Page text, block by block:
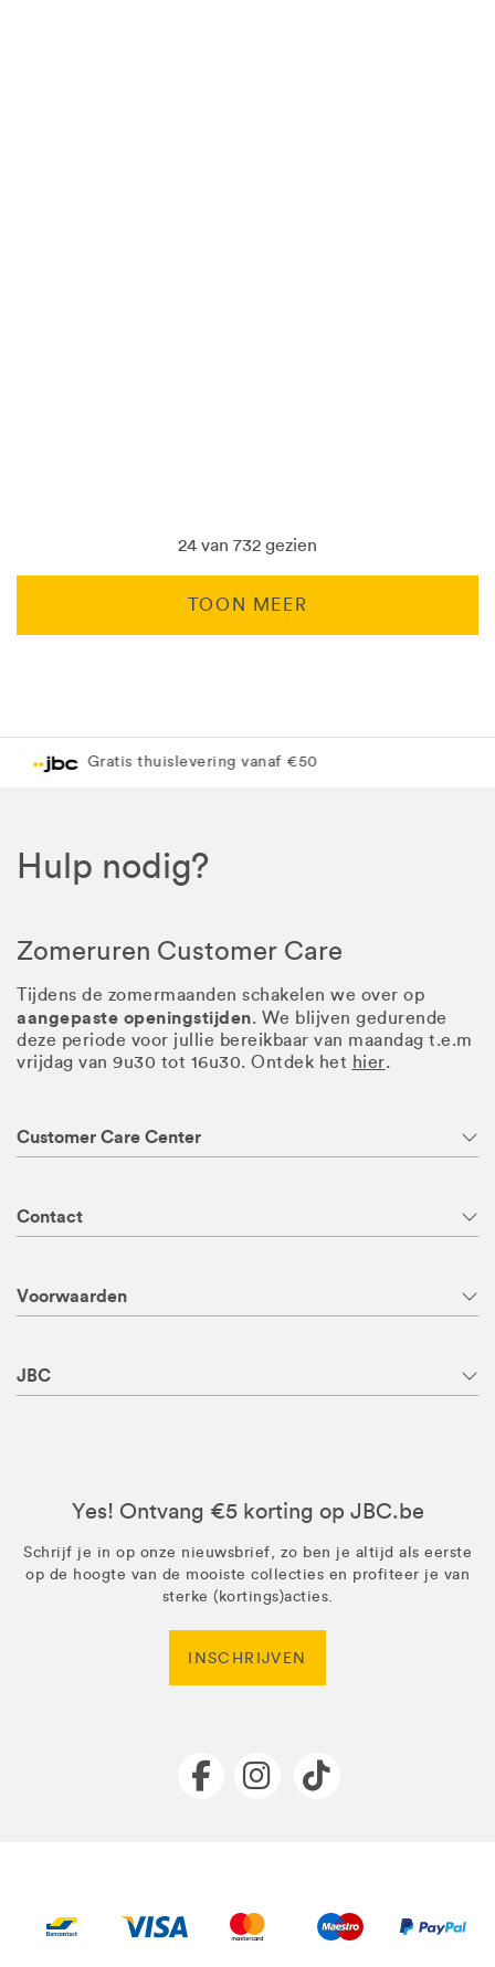
24 van 732 gezien
TOON MEER
Levering in 1 pakket
Gratis levering in JBC-winkel
Hulp nodig?
Zomeruren Customer Care
Tijdens de zomermaanden schakelen we over op
aangepaste openingstijden. We blijven gedurende
deze periode voor jullie bereikbaar van maandag t.e.m
vrijdag van 9u30 tot 16u30. Ontdek het hier.
Customer Care Center
Contact
Voorwaarden
JBC
Yes! Ontvang €5 korting op JBC.be
Schrijf je in op onze nieuwsbrief, zo ben je altijd als eerste
op de hoogte van de mooiste collecties en profiteer je van
sterke (kortings)acties.
INSCHRIJVEN